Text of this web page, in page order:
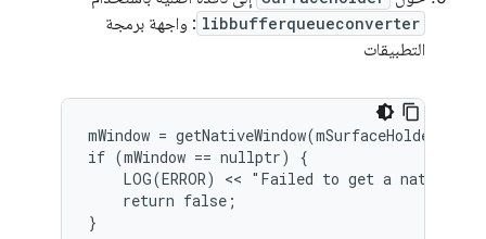
libbufferqueueconverter : واجهة برمجة
التطبيقات
mWindow =
if (mWindow == nullptr) {
LOG(ERROR) << "Failed to get a native
    return false;
}